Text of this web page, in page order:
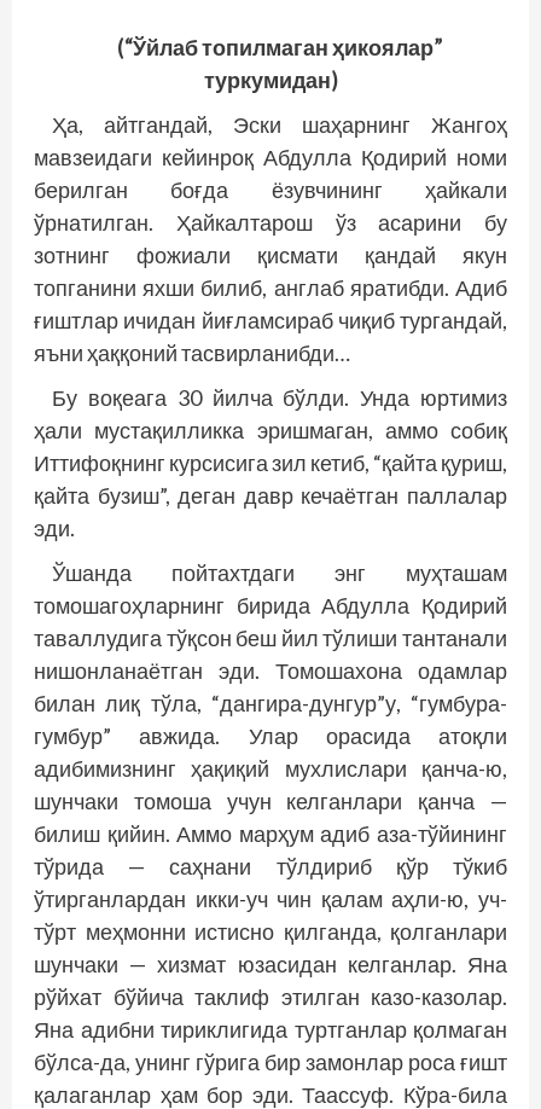
(“Ўйлаб топилмаган ҳикоялар”
туркумидан)
Ҳа, айтгандай, Эски шаҳарнинг Жангоҳ
мавзеидаги кейинроқ Абдулла Қодирий номи
берилган боғда ёзувчининг ҳайкали
ўрнатилган. Ҳайкалтарош ўз асарини бу
зотнинг фожиали қисмати қандай якун
топганини яхши билиб, англаб яратибди. Адиб
ғиштлар ичидан йиғламсираб чиқиб тургандай,
яъни ҳаққоний тасвирланибди…
Бу воқеага 30 йилча бўлди. Унда юртимиз
ҳали мустақилликка эришмаган, аммо собиқ
Иттифоқнинг курсисига зил кетиб, “қайта қуриш,
қайта бузиш”, деган давр кечаётган паллалар
эди.
Ўшанда пойтахтдаги энг муҳташам
томошагоҳларнинг бирида Абдулла Қодирий
таваллудига тўқсон беш йил тўлиши тантанали
нишонланаётган эди. Томошахона одамлар
билан лиқ тўла, “дангира-дунгур”у, “гумбура-
гумбур” авжида. Улар орасида атоқли
адибимизнинг ҳақиқий мухлислари қанча-ю,
шунчаки томоша учун келганлари қанча —
билиш қийин. Аммо марҳум адиб аза-тўйининг
тўрида — саҳнани тўлдириб қўр тўкиб
ўтирганлардан икки-уч чин қалам аҳли-ю, уч-
тўрт меҳмонни истисно қилганда, қолганлари
шунчаки — хизмат юзасидан келганлар. Яна
рўйхат бўйича таклиф этилган казо-казолар.
Яна адибни тириклигида туртганлар қолмаган
бўлса-да, унинг гўрига бир замонлар роса ғишт
қалаганлар ҳам бор эди. Таассуф. Кўра-била